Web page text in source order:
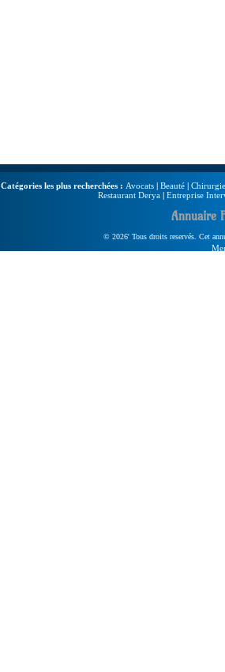
Catégories les plus recherchées : Avocats | Beauté |
Restaurant Derya | Entreprise
Annuaire
© 2026' Tous droits reservés. Cet